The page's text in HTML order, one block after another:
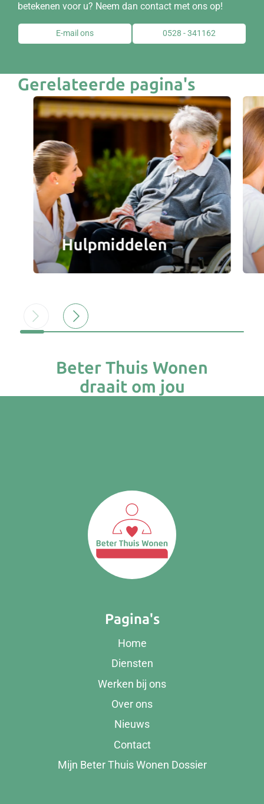
betekenen voor u? Neem dan contact met ons op!
E-mail ons 0528 - 341162
Gerelateerde pagina's
Hulpmiddelen
Beter Thuis Wonen
draait om jou
Pagina's
Home
Diensten
Werken bij ons
Over ons
Nieuws
Contact
Mijn Beter Thuis Wonen Dossier